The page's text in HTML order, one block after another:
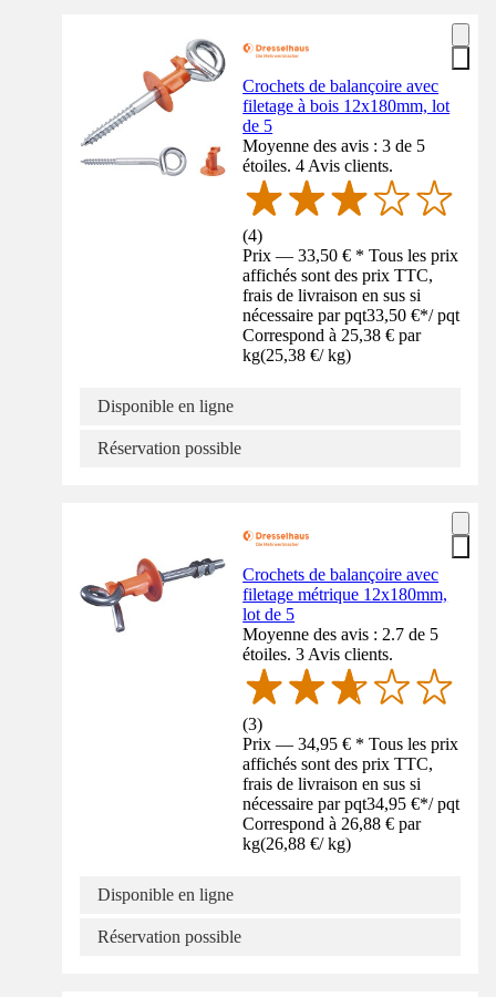
Crochets de balançoire avec
filetage à bois 12x180mm, lot
de 5
Moyenne des avis : 3 de 5
étoiles. 4 Avis clients.
(4)
Prix — 33,50 € * Tous les prix
affichés sont des prix TTC,
frais de livraison en sus si
nécessaire par pqt33,50 €*/ pqt
Correspond à 25,38 € par
kg(25,38 €/ kg)
Disponible en ligne
Réservation possible
Crochets de balançoire avec
filetage métrique 12x180mm,
lot de 5
Moyenne des avis : 2.7 de 5
étoiles. 3 Avis clients.
(3)
Prix — 34,95 € * Tous les prix
affichés sont des prix TTC,
frais de livraison en sus si
nécessaire par pqt34,95 €*/ pqt
Correspond à 26,88 € par
kg(26,88 €/ kg)
Disponible en ligne
Réservation possible